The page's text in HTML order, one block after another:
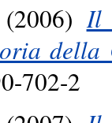
(2006)Il
702-2